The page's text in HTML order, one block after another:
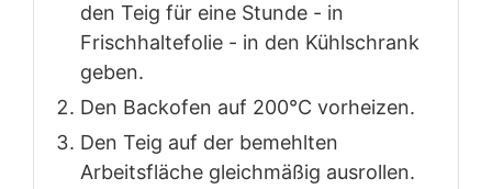
den Teig für eine Stunde - in
Frischhaltefolie - in den Kühlschrank
geben.
Den Backofen auf 200°C vorheizen.
Den Teig auf der bemehlten
Arbeitsfläche gleichmäßig ausrollen.